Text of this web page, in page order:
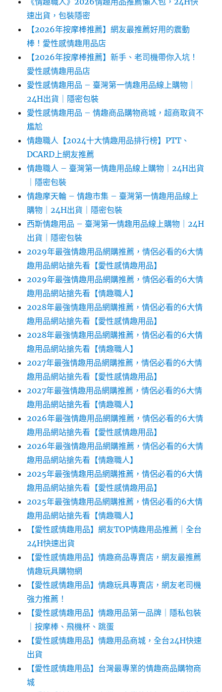
速出貨，包裝隱密
【2026年按摩棒推薦】網友最推薦好用的震動
棒！愛性感情趣用品店
【2026年按摩棒推薦】新手、老司機帶你入坑！
愛性感情趣用品店
愛性感情趣用品 – 臺灣第一情趣用品線上購物｜
24H出貨｜隱密包裝
愛性感情趣用品 – 情趣商品購物商城，超商取貨不
尷尬
情趣職人【2024十大情趣用品排行榜】PTT、
DCARD上網友推薦
情趣職人 – 臺灣第一情趣用品線上購物｜24H出貨
｜隱密包裝
情趣摩天輪 – 情趣市集 – 臺灣第一情趣用品線上
購物｜24H出貨｜隱密包裝
西斯情趣用品 – 臺灣第一情趣用品線上購物｜24H
出貨｜隱密包裝
2029年最強情趣用品網購推薦，情侶必看的6大情
趣用品網站搶先看【愛性感情趣用品】
2029年最強情趣用品網購推薦，情侶必看的6大情
趣用品網站搶先看【情趣職人】
2028年最強情趣用品網購推薦，情侶必看的6大情
趣用品網站搶先看【愛性感情趣用品】
2028年最強情趣用品網購推薦，情侶必看的6大情
趣用品網站搶先看【情趣職人】
2027年最強情趣用品網購推薦，情侶必看的6大情
趣用品網站搶先看【愛性感情趣用品】
2027年最強情趣用品網購推薦，情侶必看的6大情
趣用品網站搶先看【情趣職人】
2026年最強情趣用品網購推薦，情侶必看的6大情
趣用品網站搶先看【愛性感情趣用品】
2026年最強情趣用品網購推薦，情侶必看的6大情
趣用品網站搶先看【情趣職人】
2025年最強情趣用品網購推薦，情侶必看的6大情
趣用品網站搶先看【愛性感情趣用品】
2025年最強情趣用品網購推薦，情侶必看的6大情
趣用品網站搶先看【情趣職人】
【愛性感情趣用品】網友TOP情趣用品推薦｜全台
24H快速出貨
【愛性感情趣用品】情趣商品專賣店，網友最推薦
情趣玩具購物網
【愛性感情趣用品】情趣玩具專賣店，網友老司機
強力推薦！
【愛性感情趣用品】情趣用品第一品牌｜隱私包裝
｜按摩棒、飛機杯、跳蛋
【愛性感情趣用品】情趣用品商城，全台24H快速
出貨
【愛性感情趣用品】台灣最專業的情趣商品購物商
城